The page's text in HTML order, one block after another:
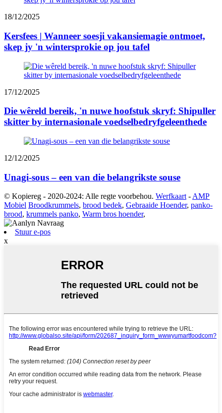
18/12/2025
Kersfees | Wanneer soesji vakansiemagie ontmoet,
skep jy 'n wintersprokie op jou tafel
17/12/2025
Die wêreld bereik, 'n nuwe hoofstuk skryf: Shipuller
skitter by internasionale voedselbedryfgeleenthede
12/12/2025
Unagi-sous – een van die belangrikste souse
© Kopiereg - 2020-2024: Alle regte voorbehou. Werfkaart-AMP
Mobiel Broodkrummels, brood bedek, Gebraaide Hoender, panko-
brood, krummels panko, Warm bros hoender,
Stuur e-pos
x